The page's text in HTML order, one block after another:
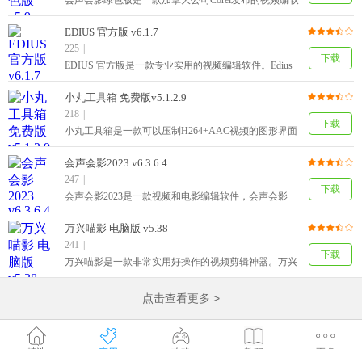
件。会声会影绿色版支持视频合并、剪辑、屏幕录制、
光盘制作、添加特效、字幕和配音等功能，用户可以快
板素材，让用户剪辑视频更加的轻松。
下载
EDIUS 官方版 v6.1.7
225
EDIUS 官方版是一款专业实用的视频编辑软件。Edius
官方版界面清晰明了，可以帮助用户给视频进行剪辑、
添加音乐、转场、特效等等，非常好用。Edius官方版运
足不同用户的需求。
下载
小丸工具箱 免费版v5.1.2.9
218
小丸工具箱是一款可以压制H264+AAC视频的图形界面
工具，内核是x264、neroaac、mp4box等开源软件。小丸
工具箱中文版能够封装mp4或抽取mp4的音频或视频，
设计得很人性化，是属于实用的视频压制器。
下载
会声会影2023 v6.3.6.4
247
会声会影2023是一款视频和电影编辑软件，会声会影
2023有着强大的色彩的校正和视频的氛围调整工具，对
颜色、平度HSL调谐，色调曲线，波形范围等都有着敏
提供了调色、视频遮罩、变形和无缝转场、遮罩创建
器、新智能影片工具、3D标题编辑器等海量功能。
下载
万兴喵影 电脑版 v5.38
241
万兴喵影是一款非常实用好操作的视频剪辑神器。万兴
喵影界面十分简洁，操作简单易上手，功能非常强大，
基础剪辑，最高支持1080P视屏直接导入，剪辑完成后
可以预览，满意就可以直接导出，非常方便。
点击查看更多 >